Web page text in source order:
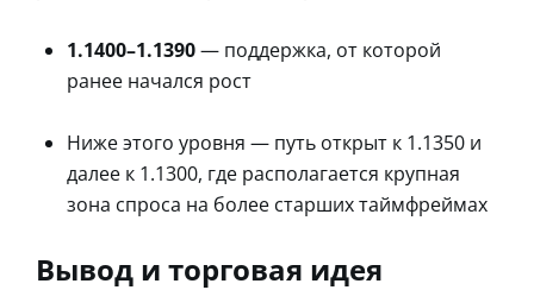
1.1400–1.1390— поддержка, от которой
ранее начался рост
Ниже этого уровня — путь открыт к 1.1350 и
далее к 1.1300, где располагается крупная
зона спроса на более старших таймфреймах
Вывод и торговая идея